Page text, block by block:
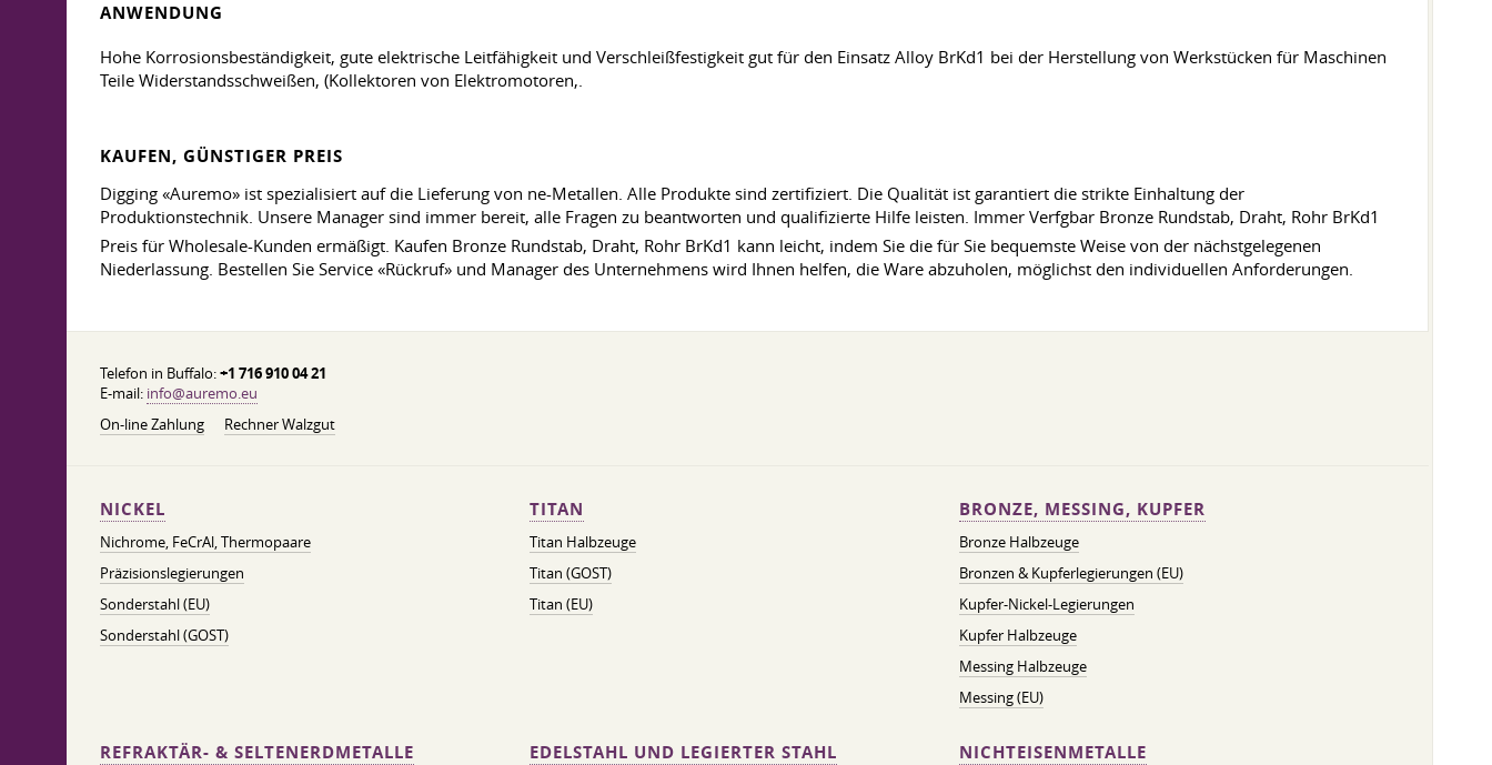
ANWENDUNG
Hohe Korrosionsbeständigkeit, gute elektrische Leitfähigkeit und Verschleißfestigkeit gut für den Einsatz Alloy BrKd1 bei der Herstellung von Werkstücken für Maschinen
Teile Widerstandsschweißen, (Kollektoren von Elektromotoren,.
KAUFEN, GÜNSTIGER PREIS
Digging «Auremo» ist spezialisiert auf die Lieferung von ne-Metallen. Alle Produkte sind zertifiziert. Die Qualität ist garantiert die strikte Einhaltung der
Produktionstechnik. Unsere Manager sind immer bereit, alle Fragen zu beantworten und qualifizierte Hilfe leisten. Immer Verfgbar Bronze Rundstab, Draht, Rohr BrKd1
Preis für Wholesale-Kunden ermäßigt. Kaufen Bronze Rundstab, Draht, Rohr BrKd1 kann leicht, indem Sie die für Sie bequemste Weise von der nächstgelegenen
Niederlassung. Bestellen Sie Service «Rückruf» und Manager des Unternehmens wird Ihnen helfen, die Ware abzuholen, möglichst den individuellen Anforderungen.
Telefon in Buffalo:+1 716 910 04 21
E-mail: info@auremo.eu
On-line Zahlung
Rechner Walzgut
NICKEL
Nichrome, FeСrAl, ​​Thermopaare
Präzisionslegierungen
Sonderstahl (EU)
Sonderstahl (GOST)
TITAN
Titan Halbzeuge
Titan (GOST)
Titan (EU)
BRONZE, MESSING, KUPFER
Bronze Halbzeuge
Bronzen & Kupferlegierungen (EU)
Kupfer-Nickel-Legierungen
Kupfer Halbzeuge
Messing Halbzeuge
Messing (EU)
REFRAKTÄR- & SELTENERDMETALLE EDELSTAHL UND LEGIERTER STAHL NICHTEISENMETALLE